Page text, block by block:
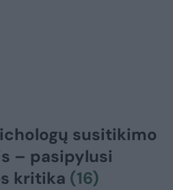
susitikimo
– pasipylusi
kritika (16)